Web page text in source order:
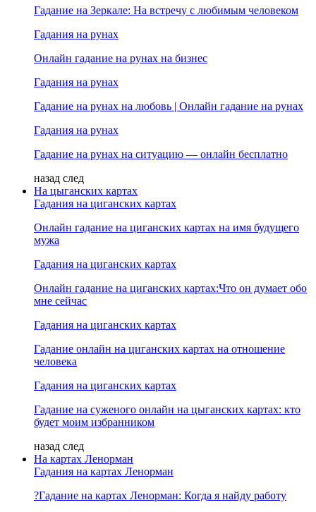
Гадание на Зеркале: На встречу с любимым человеком
Гадания на рунах
Онлайн гадание на рунах на бизнес
Гадания на рунах
Гадание на рунах на любовь | Онлайн гадание на рунах
Гадания на рунах
Гадание на рунах на ситуацию — онлайн бесплатно
назад след
На цыганских картах
Гадания на циганских картах
Онлайн гадание на циганских картах на имя будущего
мужа
Гадания на циганских картах
Онлайн гадание на циганских картах:Что он думает обо
мне сейчас
Гадания на циганских картах
Гадание онлайн на циганских картах на отношение
человека
Гадания на циганских картах
Гадание на суженого онлайн на цыганских картах: кто
будет моим избранником
назад след
На картах Ленорман
Гадания на картах Ленорман
?Гадание на картах Ленорман: Когда я найду работу